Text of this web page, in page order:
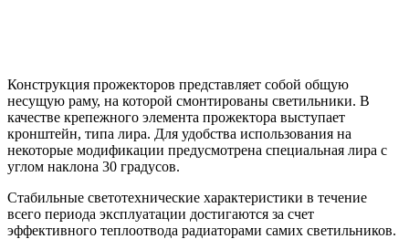
Конструкция прожекторов представляет собой общую
несущую раму, на которой смонтированы светильники. В
качестве крепежного элемента прожектора выступает
кронштейн, типа лира. Для удобства использования на
некоторые модификации предусмотрена специальная лира с
углом наклона 30 градусов.
Стабильные светотехнические характеристики в течение
всего периода эксплуатации достигаются за счет
эффективного теплоотвода радиаторами самих светильников.